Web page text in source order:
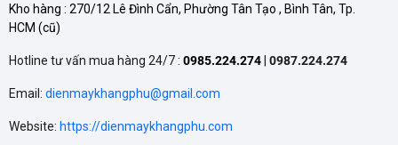
được nhiều hãng đưa vào
nhằm duy trì hiệu quả và kéo
dài tuổi thọ cho máy lạnh.
Kho hàng : 270/12 Lê Đình Cẩn, Phường Tân Tạo , Bình Tân, Tp.
HCM (cũ)
Hotline tư vấn mua hàng 24/7 : 0985.224.274 0987.224.274
Email: dienmaykhangphu@gmail.com
Website: https://dienmaykhangphu.com